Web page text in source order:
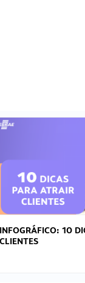
INFOGRÁFICO: 10
CLIENTES